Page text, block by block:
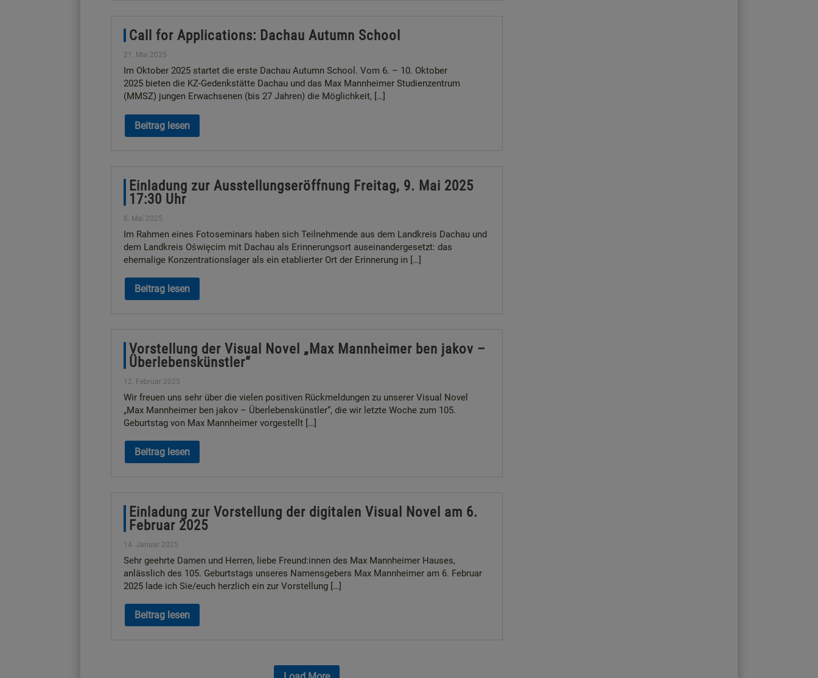
Call for Applications: Dachau Autumn School
21. Mai 2025
Im Oktober 2025 startet die erste Dachau Autumn School. Vom 6. – 10. Oktober
2025 bieten die KZ-Gedenkstätte Dachau und das Max Mannheimer Studienzentrum
(MMSZ) jungen Erwachsenen (bis 27 Jahren) die Möglichkeit, […]
Beitrag lesen
Einladung zur Ausstellungseröffnung Freitag, 9. Mai 2025
17:30 Uhr
8. Mai 2025
Im Rahmen eines Fotoseminars haben sich Teilnehmende aus dem Landkreis Dachau und
dem Landkreis Oświęcim mit Dachau als Erinnerungsort auseinandergesetzt: das
ehemalige Konzentrationslager als ein etablierter Ort der Erinnerung in […]
Beitrag lesen
Vorstellung der Visual Novel „Max Mannheimer ben jakov –
Überlebenskünstler“
12. Februar 2025
Wir freuen uns sehr über die vielen positiven Rückmeldungen zu unserer Visual Novel
„Max Mannheimer ben jakov – Überlebenskünstler“, die wir letzte Woche zum 105.
Geburtstag von Max Mannheimer vorgestellt […]
Beitrag lesen
Einladung zur Vorstellung der digitalen Visual Novel am 6.
Februar 2025
14. Januar 2025
Sehr geehrte Damen und Herren, liebe Freund:innen des Max Mannheimer Hauses,
anlässlich des 105. Geburtstags unseres Namensgebers Max Mannheimer am 6. Februar
2025 lade ich Sie/euch herzlich ein zur Vorstellung […]
Beitrag lesen